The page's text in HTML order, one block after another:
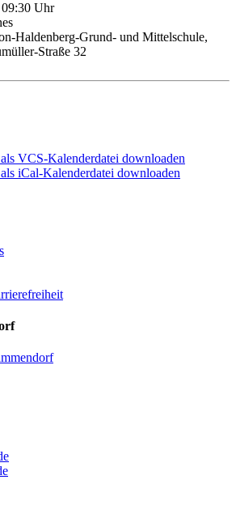
Uhr
Haldenberg-Grund- und Mittelschule,
Straße 32
VCS-Kalenderdatei downloaden
iCal-Kalenderdatei downloaden